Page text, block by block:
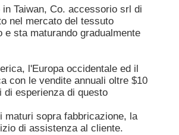
in Taiwan, Co. accessorio srl di
nel mercato del tessuto
e sta maturando gradualmente
l'Europa occidentale ed il
con le vendite annuali oltre $10
di esperienza di questo
maturi sopra fabbricazione, la
di assistenza al cliente.